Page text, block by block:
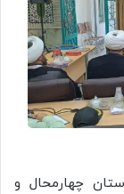
چهارمحال و